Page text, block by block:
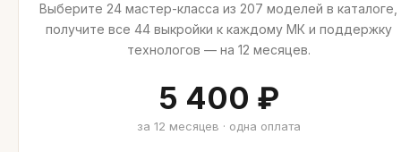
Выберите 24 мастер-класса из 207 моделей в каталоге,
получите все 44 выкройки к каждому МК и поддержку
технологов — на 12 месяцев.
5 400 ₽
за 12 месяцев · одна оплата